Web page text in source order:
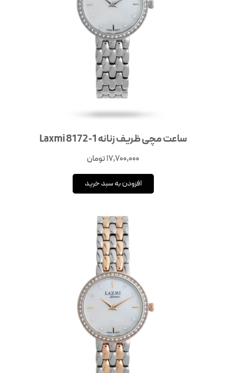
ساعت مچی ظریف زنانه Laxmi 8172-1
17,700,000تومان
افزودن به سبد خرید